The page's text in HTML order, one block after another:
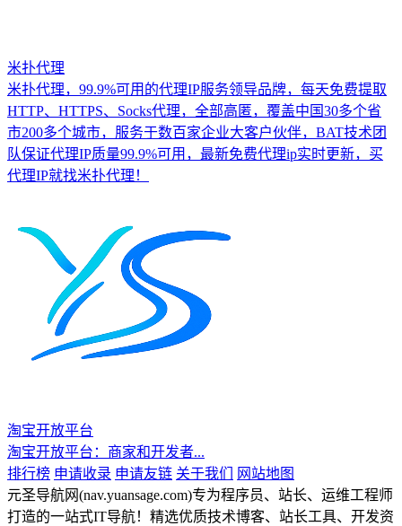
米扑代理
米扑代理，99.9%可用的代理IP服务领导品牌，每天免费提取
HTTP、HTTPS、Socks代理，全部高匿，覆盖中国30多个省
市200多个城市，服务于数百家企业大客户伙伴，BAT技术团
队保证代理IP质量99.9%可用，最新免费代理ip实时更新，买
代理IP就找米扑代理！
淘宝开放平台
淘宝开放平台：商家和开发者...
排行榜 申请收录 申请友链 关于我们
网站地图
元圣导航网(nav.yuansage.com)专为程序员、站长、运维工程师
打造的一站式IT导航！精选优质技术博客、站长工具、开发资